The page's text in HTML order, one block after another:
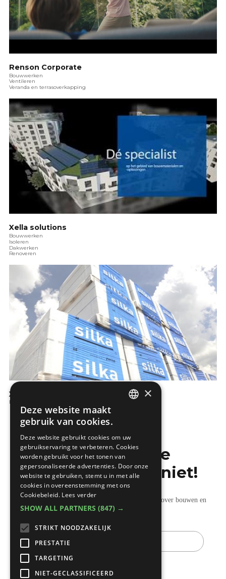
Renson Corporate
Bouwwerken
Ventileren
Veranda en terrasoverkapping
Xella solutions
Bouwwerken
Isoleren
Dakwerken
Renoveren
Xella renovatieconcepten
Bouwwerken
Mis de laatste
bouwnieuwtjes niet!
Ontvang onze wekelijkse updates vol nuttige tips over bouwen en
verbouwen.
E-
mail
×
Deze website maakt
gebruik van cookies.
Deze website gebruikt cookies om uw
gebruikservaring te verbeteren. Cookies
worden gebruikt voor het tonen van
gepersonaliseerde advertenties. Door onze
website te gebruiken, stemt u in met alle
cookies in overeenstemming met ons
Cookiebeleid. Lees verder
SHOW ALL PARTNERS (847) →
STRIKT NOODZAKELIJK
PRESTATIE
TARGETING
NIET-GECLASSIFICEERD